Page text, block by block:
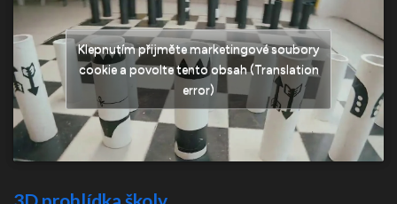
Klepnutím přijměte marketingové soubory
cookie a povolte tento obsah (Translation
error)